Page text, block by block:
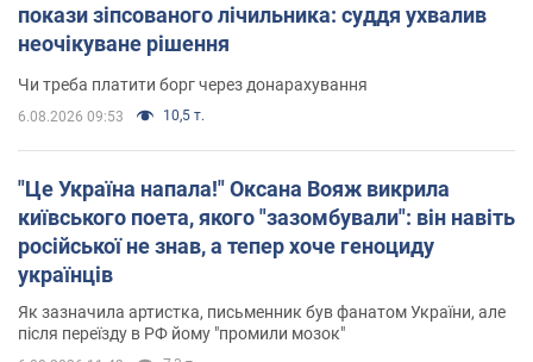
покази зіпсованого лічильника: суддя ухвалив
неочікуване рішення
Чи треба платити борг через донарахування
6.08.2026 09:53 10,5 т.
"Це Україна напала!" Оксана Вояж викрила
київського поета, якого "зазомбували": він навіть
російської не знав, а тепер хоче геноциду
українців
Як зазначила артистка, письменник був фанатом України, але
після переїзду в РФ йому "промили мозок"